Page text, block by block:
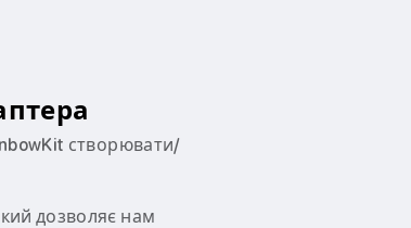
створювати/
дозволяє нам